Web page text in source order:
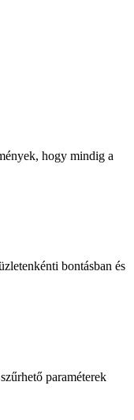
hogy mindig a
bontásban és
paraméterek